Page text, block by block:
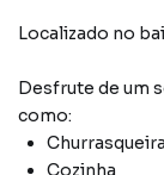
Localizado no
Desfrute de um
como:
Churrasqueira
Cozinha